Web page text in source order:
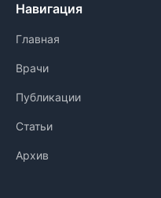
Навигация
Главная
Врачи
Публикации
Статьи
Архив